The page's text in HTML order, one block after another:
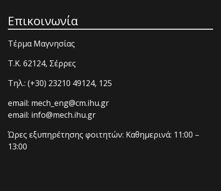
Επικοινωνία
Τέρμα Μαγνησίας
T.K. 62124, Σέρρες
Τηλ.: (+30) 23210 49124, 125
email: mech_eng@cm.ihu.gr
email: info@mech.ihu.gr
Ώρες εξυπηρέτησης φοιτητών: Καθημερινά: 11:00 –
13:00